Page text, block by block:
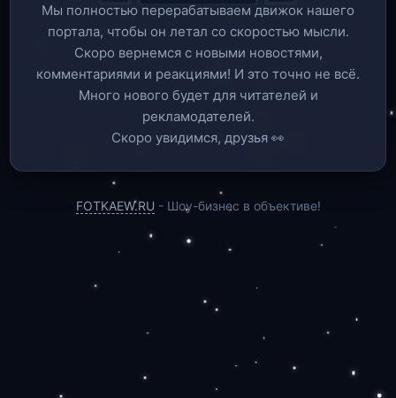
Мы полностью перерабатываем движок нашего
портала, чтобы он летал со скоростью мысли.
Скоро вернемся c новыми новостями,
комментариями и реакциями! И это точно не всё.
Много нового будет для читателей и
рекламодателей.
Скоро увидимся, друзья 👀
FOTKAEW.RU - Шоу-бизнес в объективе!